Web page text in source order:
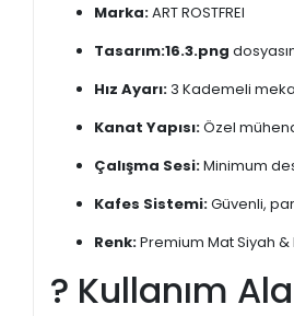
Marka:ART ROSTFREI
Tasarım:16.3.png
Hız Ayarı:3 Kademeli
Kanat Yapısı:Özel
Çalışma Sesi:Minimum
Kafes Sistemi:Güvenli,
Renk:Premium Mat Siyah &
? Kullanım